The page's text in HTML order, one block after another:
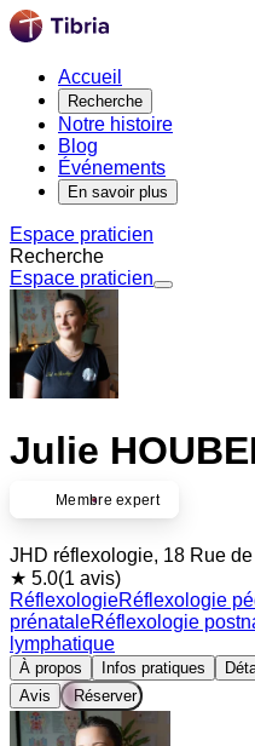
Accueil
Recherche
Notre histoire
Blog
Événements
En savoir plus
Espace praticien
Recherche
Espace praticien
Julie
Membre expert
JHD réflexologie, 18 Rue
★ 5.0(1 avis)
RéflexologieRéflexologie
prénataleRéflexologie
lymphatique
À propos Infos pratiques
Avis
Réserver